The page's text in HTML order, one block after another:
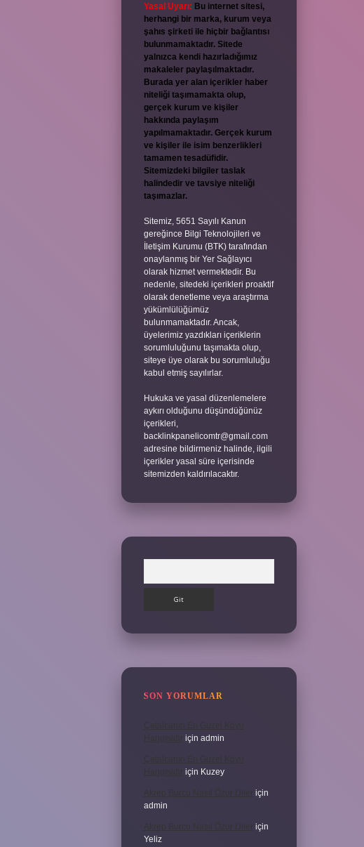
Yasal Uyarı: Bu internet sitesi,
herhangi bir marka, kurum veya
şahıs şirketi ile hiçbir bağlantısı
bulunmamaktadır. Sitede
yalnızca kendi hazırladığımız
makaleler paylaşılmaktadır.
Burada yer alan içerikler haber
niteliği taşımamakta olup,
gerçek kurum ve kişiler
hakkında paylaşım
yapılmamaktadır. Gerçek kurum
ve kişiler ile isim benzerlikleri
tamamen tesadüfidir.
Sitemizdeki bilgiler taslak
halindedir ve tavsiye niteliği
taşımazlar.
Sitemiz, 5651 Sayılı Kanun
gereğince Bilgi Teknolojileri ve
İletişim Kurumu (BTK) tarafından
onaylanmış bir Yer Sağlayıcı
olarak hizmet vermektedir. Bu
nedenle, sitedeki içerikleri proaktif
olarak denetleme veya araştırma
yükümlülüğümüz
bulunmamaktadır. Ancak,
üyelerimiz yazdıkları içeriklerin
sorumluluğunu taşımakta olup,
siteye üye olarak bu sorumluluğu
kabul etmiş sayılırlar.
Hukuka ve yasal düzenlemelere
aykırı olduğunu düşündüğünüz
içerikleri,
backlinkpanelicomtr@gmail.com
adresine bildirmeniz halinde, ilgili
içerikler yasal süre içerisinde
sitemizden kaldırılacaktır.
SON YORUMLAR
Çatalcanın En Güzel Köyü
Hangisidir için admin
Çatalcanın En Güzel Köyü
Hangisidir için Kuzey
Akrep Burcu Nasıl Özür Diler için
admin
Akrep Burcu Nasıl Özür Diler için
Yeliz